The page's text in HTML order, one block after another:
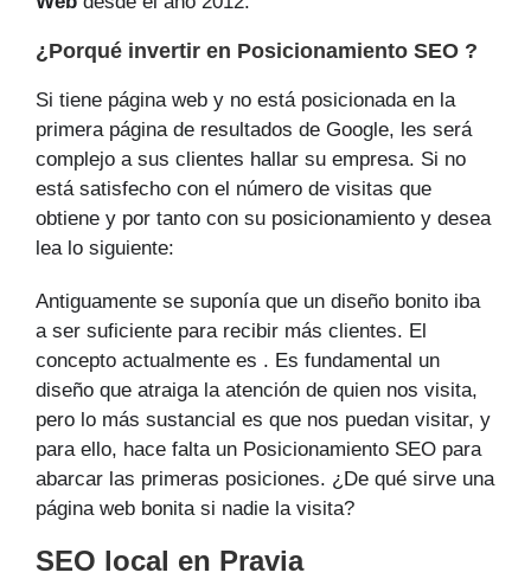
¿Porqué invertir en Posicionamiento SEO ?
Si tiene página web y no está posicionada en la
primera página de resultados de Google, les será
complejo a sus clientes hallar su empresa. Si no
está satisfecho con el número de visitas que
obtiene y por tanto con su posicionamiento y desea
lea lo siguiente:
Antiguamente se suponía que un diseño bonito iba
a ser suficiente para recibir más clientes. El
concepto actualmente es . Es fundamental un
diseño que atraiga la atención de quien nos visita,
pero lo más sustancial es que nos puedan visitar, y
para ello, hace falta un Posicionamiento SEO para
abarcar las primeras posiciones. ¿De qué sirve una
página web bonita si nadie la visita?
SEO local en Pravia